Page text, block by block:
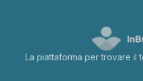
La piattaforma per trovare il